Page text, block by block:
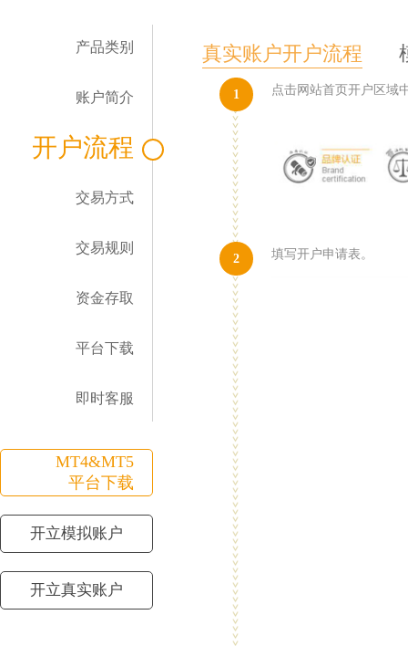
产品类别
账户简介
开户流程
交易方式
交易规则
资金存取
平台下载
即时客服
MT4&MT5
平台下载
开立模拟账户
开立真实账户
真实账户开户流程
1 点击网站首页开户区域
2 填写开户申请表。